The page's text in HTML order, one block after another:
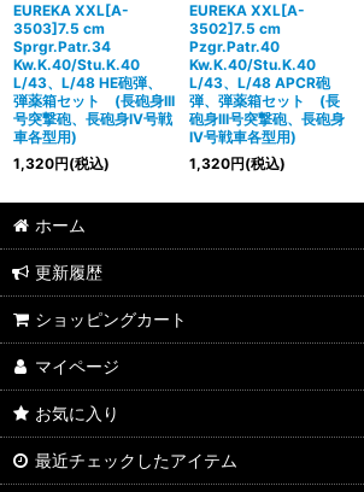
EUREKA XXL[A-
3503]7.5 cm
Sprgr.Patr.34
Kw.K.40/Stu.K.40
L/43、L/48 HE砲弾、
弾薬箱セット (長砲身III
号突撃砲、長砲身IV号戦
車各型用)
1,320円(税込)
EUREKA XXL[A-
3502]7.5 cm
Pzgr.Patr.40
Kw.K.40/Stu.K.40
L/43、L/48 APCR砲
弾、弾薬箱セット (長
砲身III号突撃砲、長砲身
IV号戦車各型用)
1,320円(税込)
ホーム
更新履歴
ショッピングカート
マイページ
お気に入り
最近チェックしたアイテム